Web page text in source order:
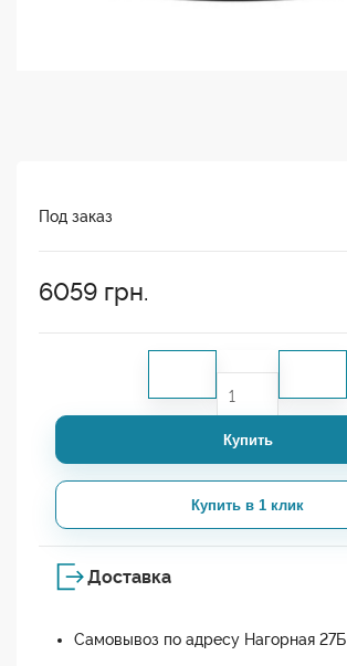
Под заказ
6059 грн.
Купить
Купить в 1 клик
Доставка
Самовывоз по адресу Нагорная 27Б